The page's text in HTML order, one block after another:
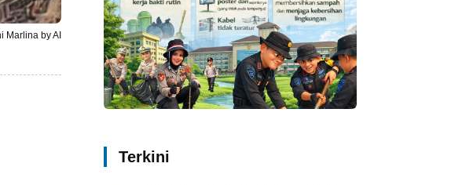
Marlina by AI
Terkini